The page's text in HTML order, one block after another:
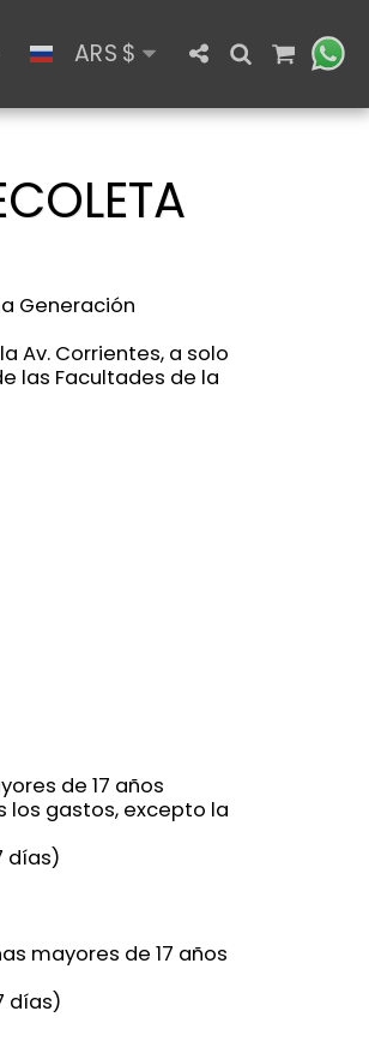
ARS $
Generación
Av. Corrientes, a solo
las Facultades de la
de 17 años
los gastos, excepto la
días)
mayores de 17 años
días)